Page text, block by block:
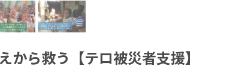
から救う【テロ被災者支援】